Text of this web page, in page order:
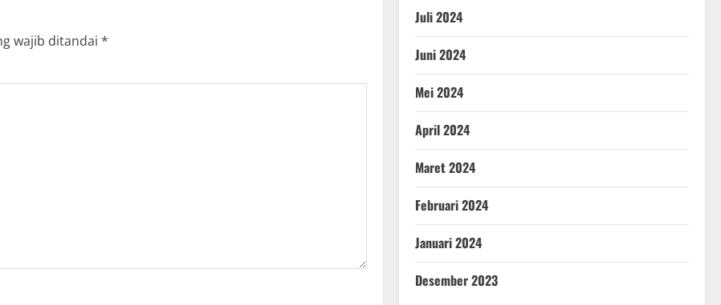
wajib ditandai *
Juli 2024
Juni 2024
Mei 2024
April 2024
Maret 2024
Februari 2024
Januari 2024
Desember 2023